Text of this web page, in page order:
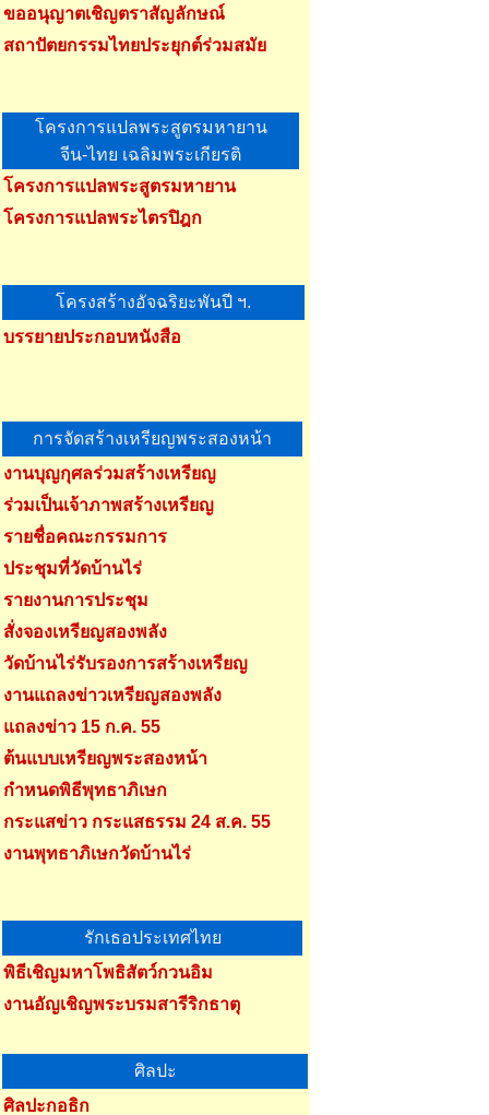
ขออนุญาตเชิญตราสัญลักษณ์
สถาปัตยกรรมไทยประยุกต์ร่วมสมัย
โครงการแปลพระสูตรมหายาน
จีน-ไทย เฉลิมพระเกียรติ
โครงการแปลพระสูตรมหายาน
โครงการแปลพระไตรปิฎก
โครงสร้างอัจฉริยะพันปี ฯ.
บรรยายประกอบหนังสือ
การจัดสร้างเหรียญพระสองหน้า
งานบุญกุศลร่วมสร้างเหรียญ
ร่วมเป็นเจ้าภาพสร้างเหรียญ
รายชื่อคณะกรรมการ
ประชุมที่วัดบ้านไร่
รายงานการประชุม
สั่งจองเหรียญสองพลัง
วัดบ้านไร่รับรองการสร้างเหรียญ
งานแถลงข่าวเหรียญสองพลัง
แถลงข่าว 15 ก.ค. 55
ต้นแบบเหรียญพระสองหน้า
กำหนดพิธีพุทธาภิเษก
กระแสข่าว กระแสธรรม 24 ส.ค. 55
งานพุทธาภิเษกวัดบ้านไร่
รักเธอประเทศไทย
พิธีเชิญมหาโพธิสัตว์กวนอิม
งานอัญเชิญพระบรมสารีริกธาตุ
ศิลปะ
ศิลปะกอธิก